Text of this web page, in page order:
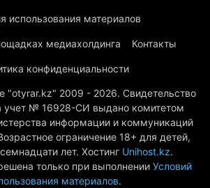
использования материалов
медиахолдинга Контакты
конфиденциальности
"otyrar.kz" 2009 - 2026. Свидетельство
учет № 16928-СИ выдано комитетом
информации и коммуникаций
ограничение 18+ для детей,
лет. Хостинг Unihost.kz.
только при выполнении Условий
материалов.